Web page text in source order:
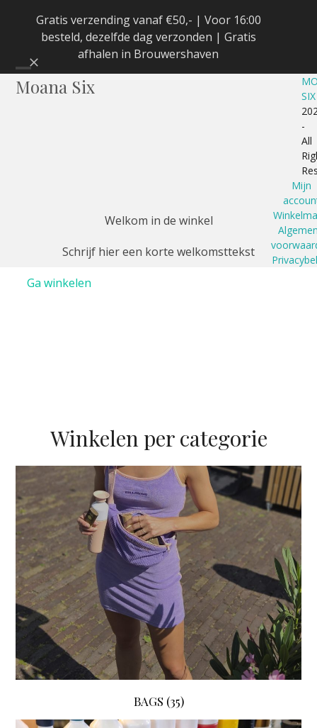
Gratis verzending vanaf €50,- | Voor 16:00
besteld, dezelfde dag verzonden | Gratis
afhalen in Brouwershaven
Negeren
Moana Six
Open
Close
Welkom in de winkel
Schrijf hier een korte welkomsttekst
Ga winkelen
Winkelen per categorie
BAGS (35)
SIX
-
All
Mijn